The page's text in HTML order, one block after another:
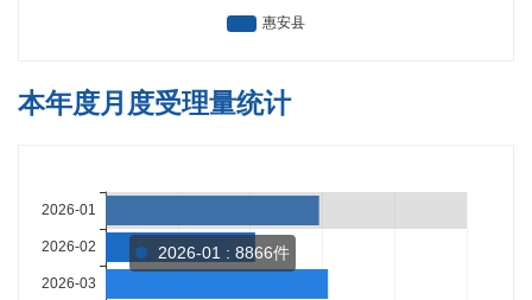
本年度月度受理量统计
2026-01 : 8866件